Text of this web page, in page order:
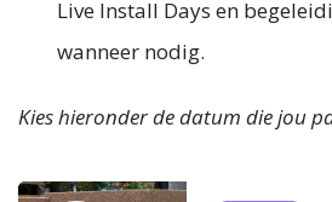
Live Install Days en
wanneer nodig.
Kies hieronder de datum die jou